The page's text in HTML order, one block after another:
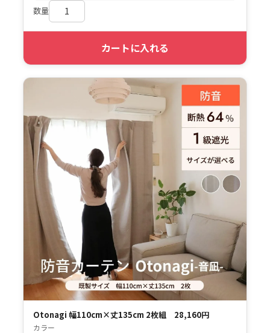
数量
カートに入れる
Otonagi 幅110cm×丈135cm 2枚組 28,160円
カラー